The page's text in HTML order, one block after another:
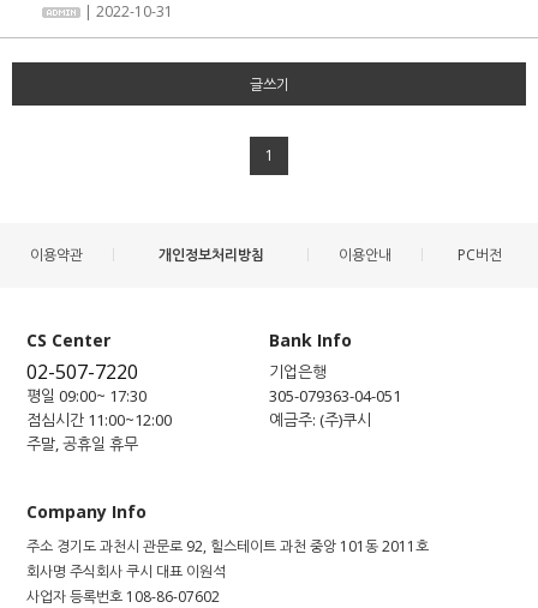
| 2022-10-31
글쓰기
1
이용약관 개인정보처리방침 이용안내 PC버전
CS Center
02-507-7220
평일 09:00~ 17:30
점심시간 11:00~12:00
주말, 공휴일 휴무
Bank Info
기업은행
305-079363-04-051
예금주: (주)쿠시
Company Info
주소 경기도 과천시 관문로 92, 힐스테이트 과천 중앙 101동 2011호
회사명 주식회사 쿠시 대표 이원석
사업자 등록번호 108-86-07602